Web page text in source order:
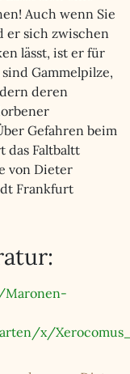
Auch wenn Sie
er sich zwischen
lässt, ist er für
Gammelpilze,
deren
Gefahren beim
das Faltbaltt
von Dieter
Frankfurt
x/